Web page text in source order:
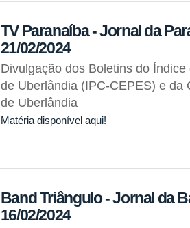
TV Paranaíba - Jornal da
21/02/2024
Divulgação dos Boletins do
de Uberlândia (IPC-CEPES) e da
de Uberlândia
Matéria disponível aqui!
Band Triângulo - Jornal da
16/02/2024